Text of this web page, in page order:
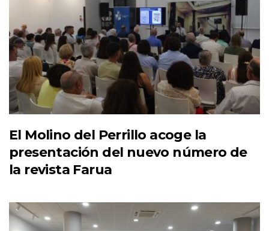
El Molino del Perrillo acoge la
presentación del nuevo número de
la revista Farua